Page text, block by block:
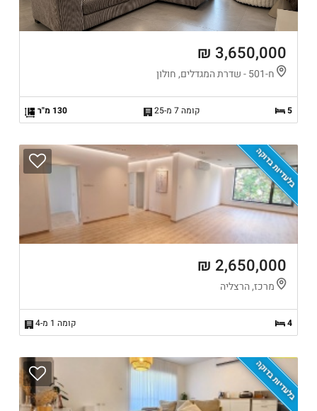
3,650,000 ₪
ח-501 - שדרת המגדלים, חולון
5 קומה 7 מ-25 130 מ"ר
בלעדיות בדוקה
2,650,000 ₪
מרכז, הרצליה
4 קומה 1 מ-4
בלעדיות בדוקה